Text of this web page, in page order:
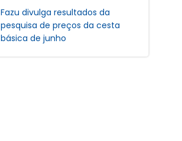
Fazu divulga resultados da
pesquisa de preços da cesta
básica de junho